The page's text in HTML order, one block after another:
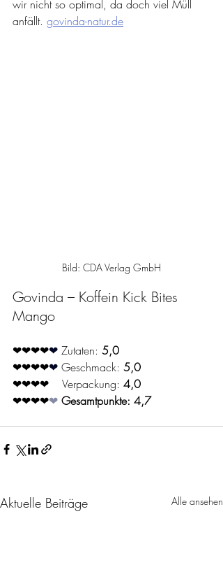
wir nicht so optimal, da doch viel Müll
anfällt. govinda-natur.de
Bild: CDA Verlag GmbH
Govinda – Koffein Kick Bites
Mango
❤❤❤❤❤ Zutaten: 5,0
❤❤❤❤❤ Geschmack: 5,0
❤❤❤❤ Verpackung: 4,0
❤❤❤❤❤ Gesamtpunkte: 4,7
Aktuelle Beiträge Alle ansehen